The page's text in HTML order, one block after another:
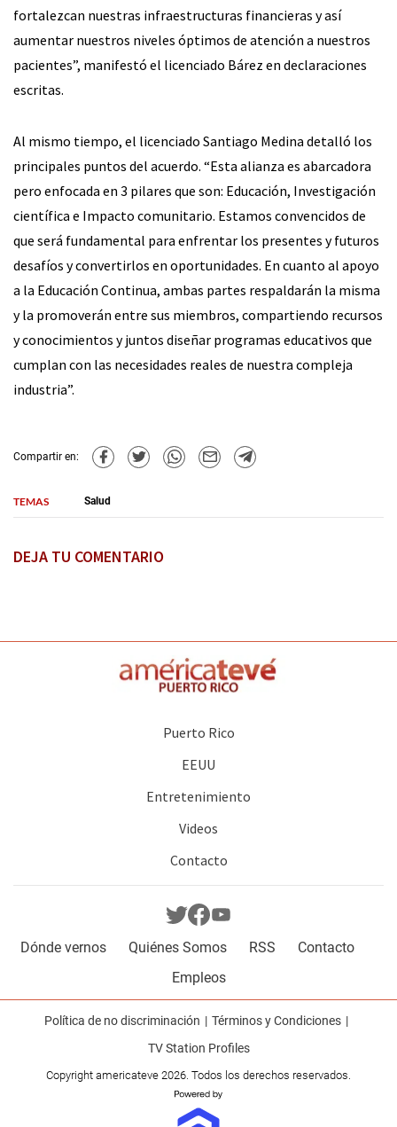
fortalezcan nuestras infraestructuras financieras y así
aumentar nuestros niveles óptimos de atención a nuestros
pacientes”, manifestó el licenciado Bárez en declaraciones
escritas.
Al mismo tiempo, el licenciado Santiago Medina detalló los
principales puntos del acuerdo. “Esta alianza es abarcadora
pero enfocada en 3 pilares que son: Educación, Investigación
científica e Impacto comunitario. Estamos convencidos de
que será fundamental para enfrentar los presentes y futuros
desafíos y convertirlos en oportunidades. En cuanto al apoyo
a la Educación Continua, ambas partes respaldarán la misma
y la promoverán entre sus miembros, compartiendo recursos
y conocimientos y juntos diseñar programas educativos que
cumplan con las necesidades reales de nuestra compleja
industria”.
Compartir en:
TEMAS Salud
DEJA TU COMENTARIO
Puerto Rico
EEUU
Entretenimiento
Videos
Contacto
Dónde vernos Quiénes Somos RSS
Contacto
Empleos
Política de no discriminación
Términos y Condiciones
TV Station Profiles
Copyright americateve 2026. Todos los derechos reservados.